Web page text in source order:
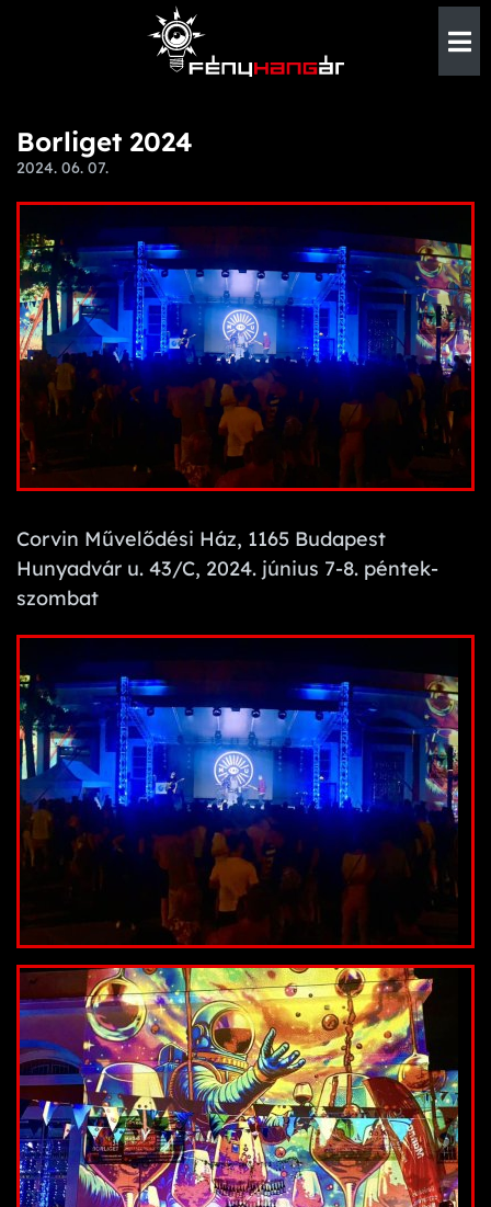
Borliget 2024
2024. 06. 07.
Corvin Művelődési Ház, 1165 Budapest
Hunyadvár u. 43/C, 2024. június 7-8. péntek-
szombat